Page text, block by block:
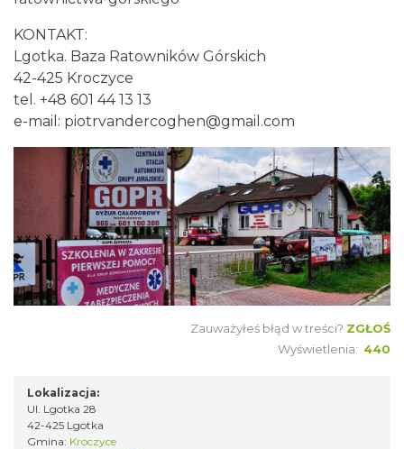
KONTAKT:
Lgotka. Baza Ratowników Górskich
42-425 Kroczyce
tel. +48 601 44 13 13
e-mail: piotrvandercoghen@gmail.com
Zauważyłeś błąd w treści? ZGŁOŚ
Wyświetlenia: 440
Lokalizacja:
Ul. Lgotka 28
42-425 Lgotka
Gmina: Kroczyce